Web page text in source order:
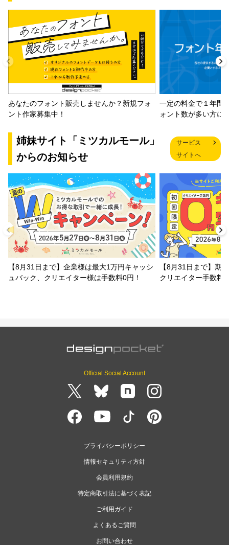
あなたのフォント販売しませんか？新規フォ
ント作家募集中！
一定の料金で１年間
ォント数が多い方に
姉妹サイト「ミツカルモール」
からのお知らせ
サービス
サイトへ
【8月31日まで】企業様は最大1万円キャッシ
ュバック、クリエイター様は手数料0円！
【8月31日まで】期
クリエイター手数料
Official Social Account
プライバシーポリシー
情報セキュリティ方針
会員利用規約
特定商取引法に基づく表記
ご利用ガイド
よくあるご質問
お問い合わせ